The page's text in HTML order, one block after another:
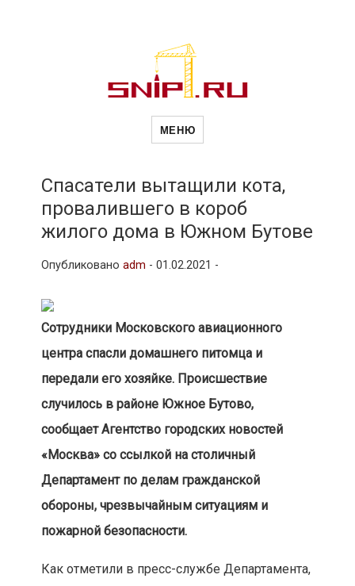
Новости
и
рубрики
МЕНЮ
Спасатели вытащили кота,
провалившего в короб
жилого дома в Южном Бутове
Опубликовано adm - 01.02.2021 -
Сотрудники Московского авиационного
центра спасли домашнего питомца и
передали его хозяйке. Происшествие
случилось в районе Южное Бутово,
сообщает Агентство городских новостей
«Москва» со ссылкой на столичный
Департамент по делам гражданской
обороны, чрезвычайным ситуациям и
пожарной безопасности.
Как отметили в пресс-службе Департамента,